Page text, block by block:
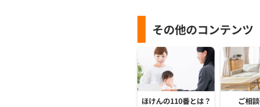
その他のコンテンツ
ほけんの110番とは？ ご相